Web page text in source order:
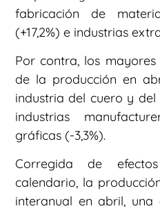
fabricación de
(+17,2%) e industrias
Por contra, los mayores
de la producción en
industria del cuero y
industrias
gráficas (-3,3%).
Corregida de
calendario, la
interanual en abril,